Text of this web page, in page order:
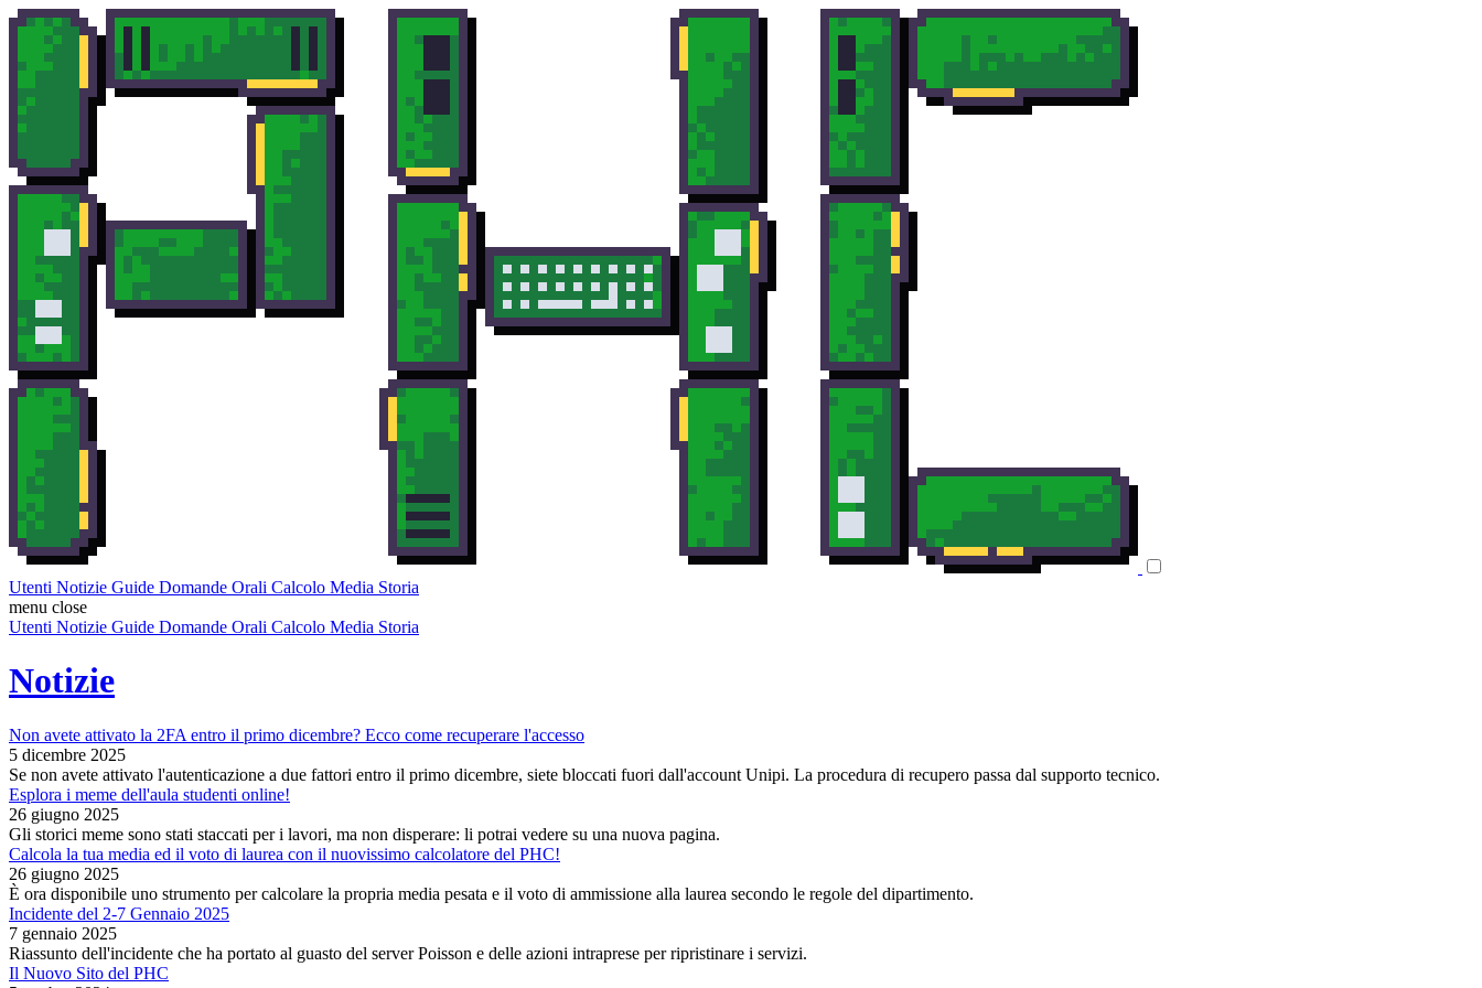
Utenti Notizie Guide Domande Orali Calcolo Media Storia
menu close
Utenti Notizie Guide Domande Orali Calcolo Media Storia
Notizie
Non avete attivato la 2FA entro il primo dicembre? Ecco come recuperare l'accesso
5 dicembre 2025
Se non avete attivato l'autenticazione a due fattori entro il primo dicembre, siete bloccati fuori dall'account Unipi. La procedura di recupero passa dal supporto tecnico.
Esplora i meme dell'aula studenti online!
26 giugno 2025
Gli storici meme sono stati staccati per i lavori, ma non disperare: li potrai vedere su una nuova pagina.
Calcola la tua media ed il voto di laurea con il nuovissimo calcolatore del PHC!
26 giugno 2025
È ora disponibile uno strumento per calcolare la propria media pesata e il voto di ammissione alla laurea secondo le regole del dipartimento.
Incidente del 2-7 Gennaio 2025
7 gennaio 2025
Riassunto dell'incidente che ha portato al guasto del server Poisson e delle azioni intraprese per ripristinare i servizi.
Il Nuovo Sito del PHC